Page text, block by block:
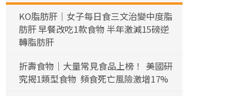
KO脂肪肝｜女子每日食三文治變中度脂
肪肝 早餐改吃1款食物 半年激減15磅逆
轉脂肪肝
折壽食物｜大量常見食品上榜！ 美國研
究揭1類型食物 頻食死亡風險激增17%